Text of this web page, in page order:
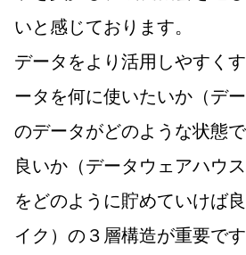
いと感じております。
データをより活用しやすく
ータを何に使いたいか（デ
のデータがどのような状態
良いか（データウェアハウ
をどのように貯めていけば
イク）の３層構造が重要で